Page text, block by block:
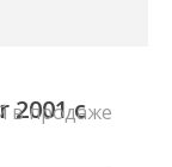
2001 с
в продаже